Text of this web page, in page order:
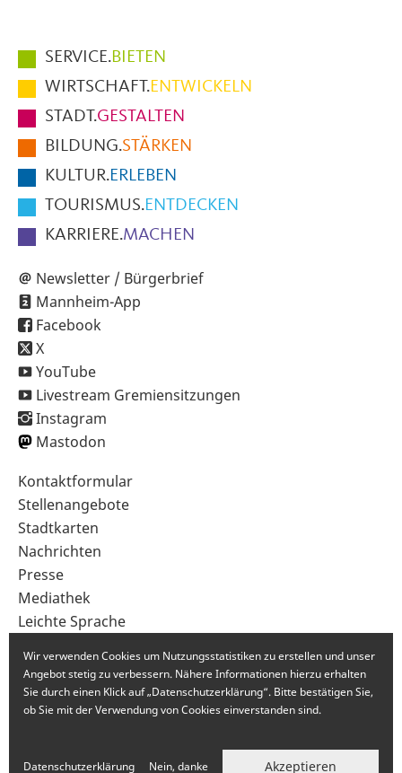
Hauptmenüpunkte
im
Fußbereich
der
Seite
SERVICE.BIETEN
WIRTSCHAFT.ENTWICKELN
STADT.GESTALTEN
BILDUNG.STÄRKEN
KULTUR.ERLEBEN
TOURISMUS.ENTDECKEN
KARRIERE.MACHEN
Newsletter / Bürgerbrief
Mannheim-App
Facebook
X
YouTube
Livestream Gremiensitzungen
Instagram
Mastodon
Sekundärnavigation
im
Fußbereich
Kontaktformular
Stellenangebote
Stadtkarten
Nachrichten
Presse
Mediathek
Leichte Sprache
Wir verwenden Cookies um Nutzungsstatistiken zu erstellen und unser
Angebot stetig zu verbessern. Nähere Informationen hierzu erhalten
Sie durch einen Klick auf „Datenschutzerklärung“. Bitte bestätigen Sie,
ob Sie mit der Verwendung von Cookies einverstanden sind.
Datenschutzerklärung Nein, danke Akzeptieren